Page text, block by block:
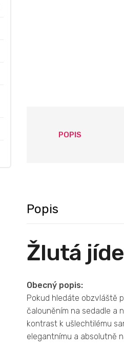
POPIS
Popis
Žlutá
Obecný popis:
Pokud hledáte obzvláště
čalouněním na sedadle a
kontrast k ušlechtilému
elegantnímu a absolutně